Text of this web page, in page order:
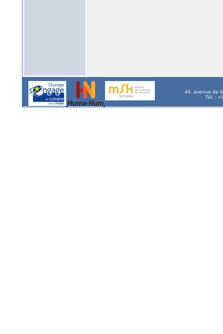
44, avenue de
Tél. :